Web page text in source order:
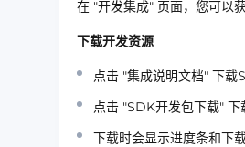
在 "开发集成" 页面，您可以
下载开发资源
点击 "集成说明文档" 下载
点击 "SDK开发包下载" 下
下载时会显示进度条和下